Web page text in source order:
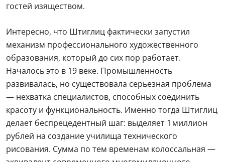
гостей изяществом.
Интересно, что Штиглиц фактически запустил
механизм профессионального художественного
образования, который до сих пор работает.
Началось это в 19 веке. Промышленность
развивалась, но существовала серьезная проблема
— нехватка специалистов, способных соединить
красоту и функциональность. Именно тогда Штиглиц
делает беспрецедентный шаг: выделяет 1 миллион
рублей на создание училища технического
рисования. Сумма по тем временам колоссальная —